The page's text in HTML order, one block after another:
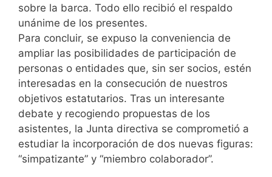
sobre la barca. Todo ello recibió el respaldo
unánime de los presentes.
Para concluir, se expuso la conveniencia de
ampliar las posibilidades de participación de
personas o entidades que, sin ser socios, estén
interesadas en la consecución de nuestros
objetivos estatutarios. Tras un interesante
debate y recogiendo propuestas de los
asistentes, la Junta directiva se comprometió a
estudiar la incorporación de dos nuevas figuras:
“simpatizante” y “miembro colaborador”.